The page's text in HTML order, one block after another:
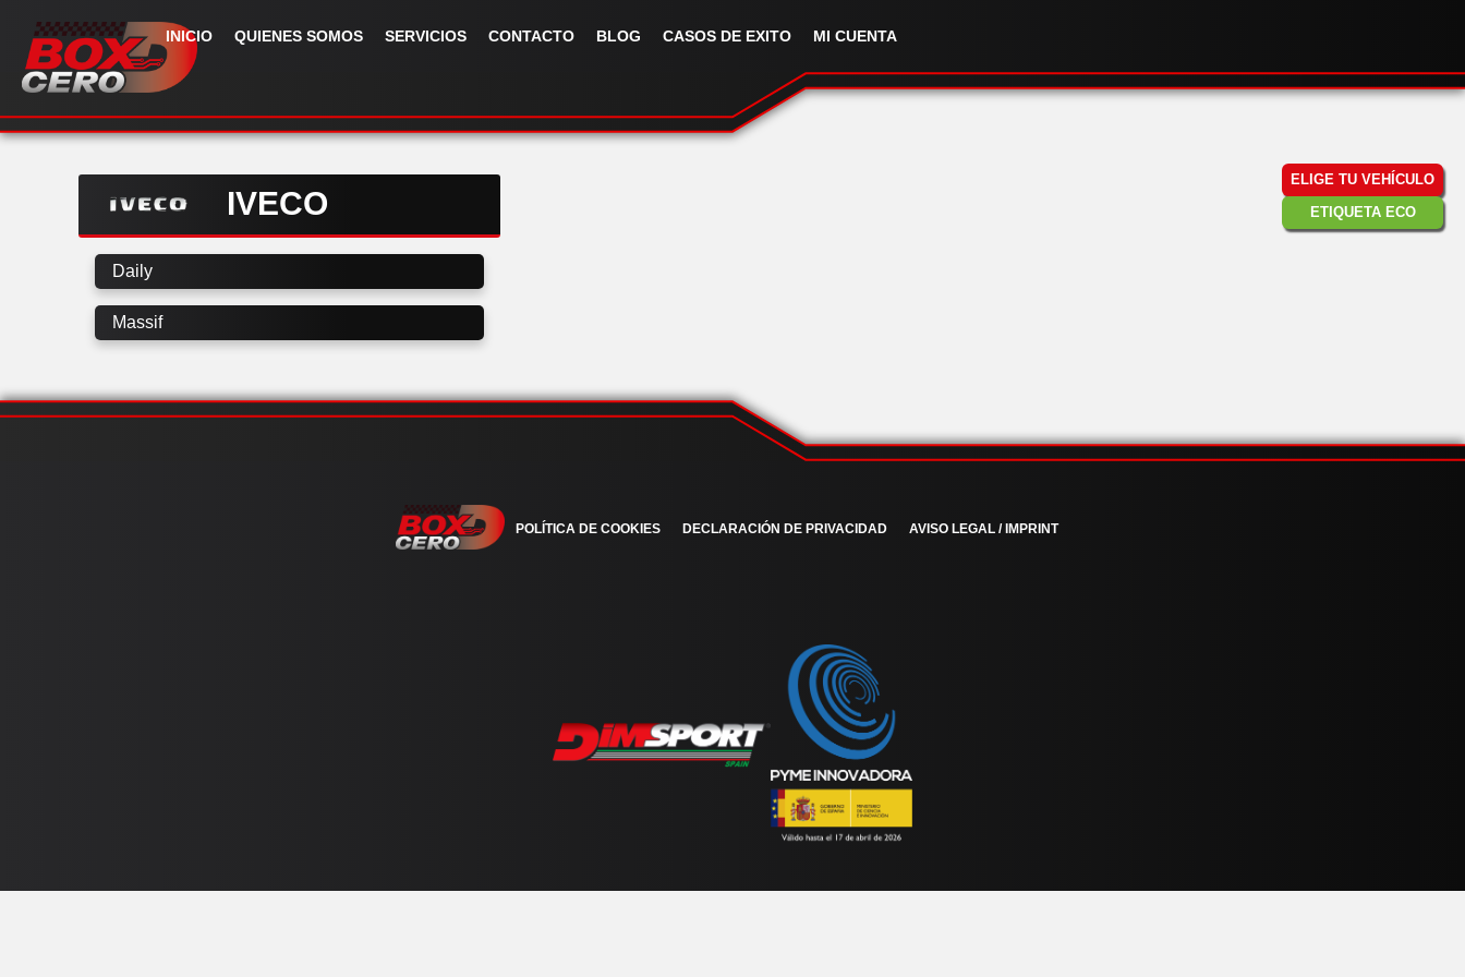
INICIO QUIENES SOMOS SERVICIOS CONTACTO BLOG CASOS DE EXITO MI CUENTA
IVECO
Daily
Massif
POLÍTICA DE COOKIES DECLARACIÓN DE PRIVACIDAD AVISO LEGAL / IMPRINT
ELIGE TU VEHÍCULO
ETIQUETA ECO